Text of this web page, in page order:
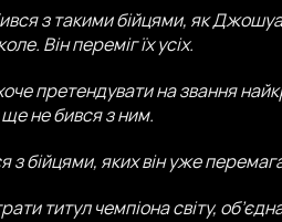
з такими бійцями, як Джошуа,
Він переміг їх усіх.
претендувати на звання
не бився з ним.
бійцями, яких він уже
титул чемпіона світу,